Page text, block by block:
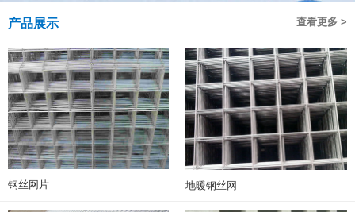
查看更多 >
产品展示
钢丝网片 地暖钢丝网